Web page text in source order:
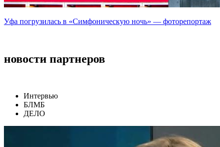
Уфа погрузилась в «Симфоническую ночь» — фоторепортаж
новости партнеров
Интервью
БЛМБ
ДЕЛО